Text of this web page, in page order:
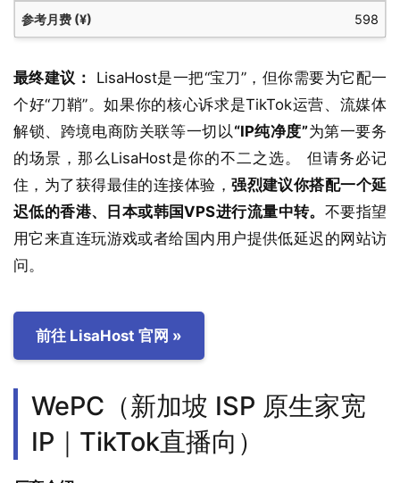
598
最终建议：
LisaHost是一把“宝刀”，但你需要为它配一
个好“刀鞘”。如果你的核心诉求是TikTok运营、流媒体
解锁、跨境电商防关联等一切以 “IP纯净度”为第一要务
的场景，那么LisaHost是你的不二之选。 但请务必记
住，为了获得最佳的连接体验，强烈建议你搭配一个延
迟低的香港、日本或韩国VPS进行流量中转。 不要指望
用它来直连玩游戏或者给国内用户提供低延迟的网站访
问。
前往 LisaHost 官网 »
WePC（新加坡 ISP 原生家宽
IP｜TikTok直播向）